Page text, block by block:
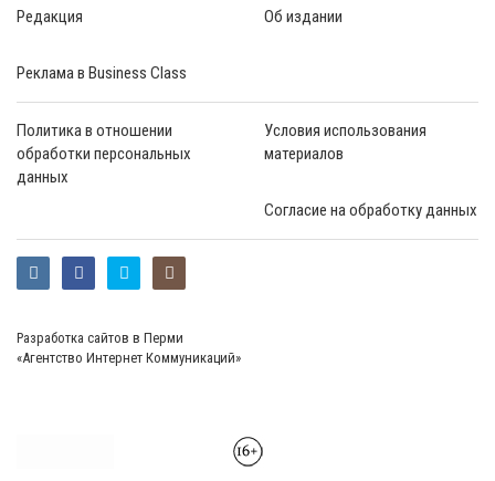
Редакция Об издании
Реклама в Business Class
Политика в отношении
обработки персональных
данных
Условия использования
материалов
Согласие на обработку данных
Разработка сайтов в Перми
«Агентство Интернет Коммуникаций»